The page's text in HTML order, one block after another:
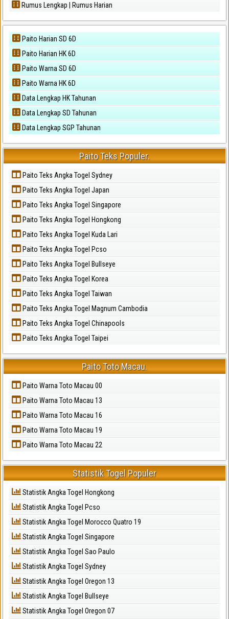
Rumus Lengkap | Rumus Harian
Paito Harian SD 6D
Paito Harian HK 6D
Paito Warna SD 6D
Paito Warna HK 6D
Data Lengkap HK Tahunan
Data Lengkap SD Tahunan
Data Lengkap SGP Tahunan
Paito Teks Populer.
Paito Teks Angka Togel Sydney
Paito Teks Angka Togel Japan
Paito Teks Angka Togel Singapore
Paito Teks Angka Togel Hongkong
Paito Teks Angka Togel Kuda Lari
Paito Teks Angka Togel Pcso
Paito Teks Angka Togel Bullseye
Paito Teks Angka Togel Korea
Paito Teks Angka Togel Taiwan
Paito Teks Angka Togel Magnum Cambodia
Paito Teks Angka Togel Chinapools
Paito Teks Angka Togel Taipei
Paito Toto Macau.
Paito Warna Toto Macau 00
Paito Warna Toto Macau 13
Paito Warna Toto Macau 16
Paito Warna Toto Macau 19
Paito Warna Toto Macau 22
Statistik Togel Populer
Statistik Angka Togel Hongkong
Statistik Angka Togel Pcso
Statistik Angka Togel Morocco Quatro 19
Statistik Angka Togel Singapore
Statistik Angka Togel Sao Paulo
Statistik Angka Togel Sydney
Statistik Angka Togel Oregon 13
Statistik Angka Togel Bullseye
Statistik Angka Togel Oregon 07